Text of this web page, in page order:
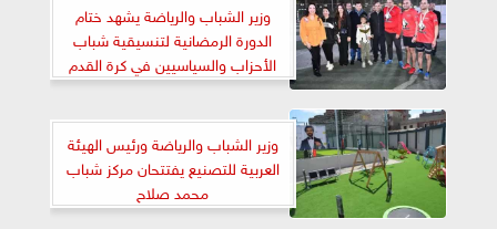
وزير الشباب والرياضة يشهد ختام
الدورة الرمضانية لتنسيقية شباب
الأحزاب والسياسيين في كرة القدم
والبادل
وزير الشباب والرياضة ورئيس الهيئة
العربية للتصنيع يفتتحان مركز شباب
محمد صلاح